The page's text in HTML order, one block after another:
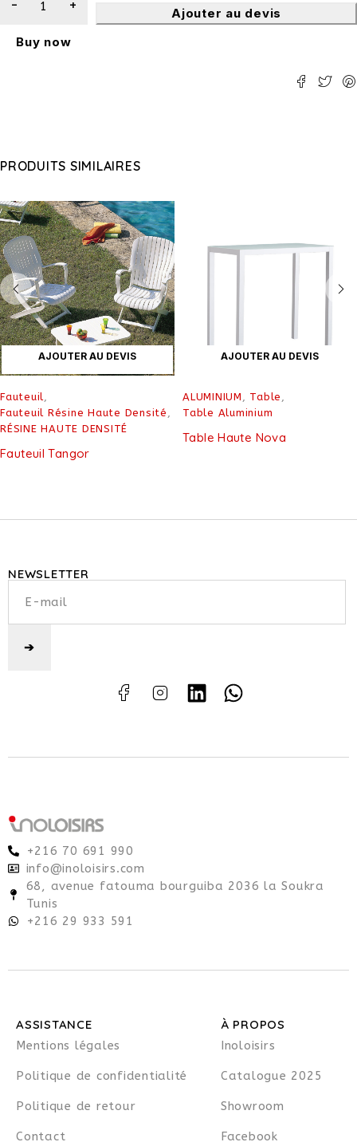
Ajouter au devis
Buy now
PRODUITS SIMILAIRES
AJOUTER AU DEVIS
Fauteuil,
Fauteuil Résine Haute Densité ,
RÉSINE HAUTE DENSITÉ
Fauteuil Tangor
AJOUTER AU DEVIS
ALUMINIUM , Table ,
Table Aluminium
Table Haute Nova
+216 70 691 990
info@inoloisirs.com
68, avenue fatouma bourguiba 2036 la Soukra
Tunis
+216 29 933 591
À PROPOS
Inoloisirs
Catalogue 2025
Showroom
Facebook
ASSISTANCE
Mentions légales
Politique de confidentialité
Politique de retour
Contact
NEWSLETTER